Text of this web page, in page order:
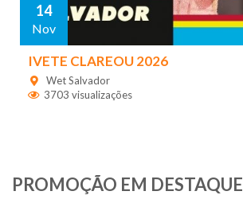
14
Nov
IVETE CLAREOU 2026
Wet Salvador
3703 visualizações
PROMOÇÃO EM DESTAQUE